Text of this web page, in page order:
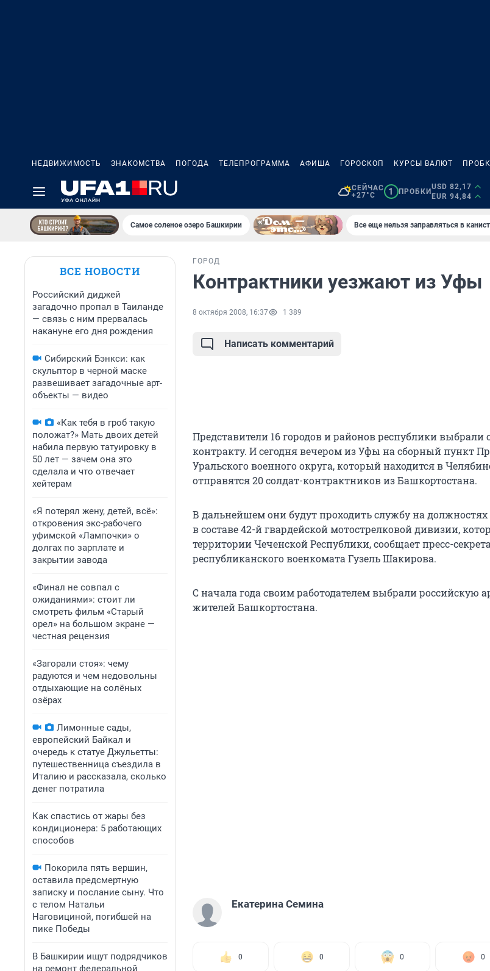
НЕДВИЖИМОСТЬ ЗНАКОМСТВА ПОГОДА ТЕЛЕПРОГРАММА АФИША ГОРОСКОП КУРСЫ ВАЛЮТ
СЕЙЧАС
+27°C
1 ПРОБКИ
USD 82,17
EUR 94,84
Самое соленое озеро Башкирии Все еще нельзя заправляться в
ВСЕ НОВОСТИ
Российский диджей
загадочно пропал в Таиланде
— связь с ним прервалась
накануне его дня рождения
Сибирский Бэнкси: как
скульптор в черной маске
развешивает загадочные арт-
объекты — видео
«Как тебя в гроб такую
положат?» Мать двоих детей
набила первую татуировку в
50 лет — зачем она это
сделала и что отвечает
хейтерам
«Я потерял жену, детей, всё»:
откровения экс-рабочего
уфимской «Лампочки» о
долгах по зарплате и
закрытии завода
«Финал не совпал с
ожиданиями»: стоит ли
смотреть фильм «Старый
орел» на большом экране —
честная рецензия
«Загорали стоя»: чему
радуются и чем недовольны
отдыхающие на солёных
озёрах
Лимонные сады,
европейский Байкал и
очередь к статуе Джульетты:
путешественница съездила в
Италию и рассказала, сколько
денег потратила
Как спастись от жары без
кондиционера: 5 работающих
способов
Покорила пять вершин,
оставила предсмертную
записку и послание сыну. Что
с телом Натальи
Наговициной, погибшей на
пике Победы
В Башкирии ищут подрядчиков
на ремонт федеральной
ГОРОД
Контрактники уезжают из Уфы
8 октября 2008, 16:37 1 389
Написать комментарий
Представители 16 городов и районов республики выбрали
контракту. И сегодня вечером из Уфы на сборный пункт
Уральского военного округа, который находится в
отправятся 20 солдат-контрактников из Башкортостана.
В дальнейшем они будут проходить службу на должностях
в составе 42-й гвардейской мотострелковой дивизии,
территории Чеченской Республики, сообщает пресс-
республиканского военкомата Гузель Шакирова.
С начала года своим работодателем выбрали российскую
жителей Башкортостана.
Екатерина Семина
0 0 0 0